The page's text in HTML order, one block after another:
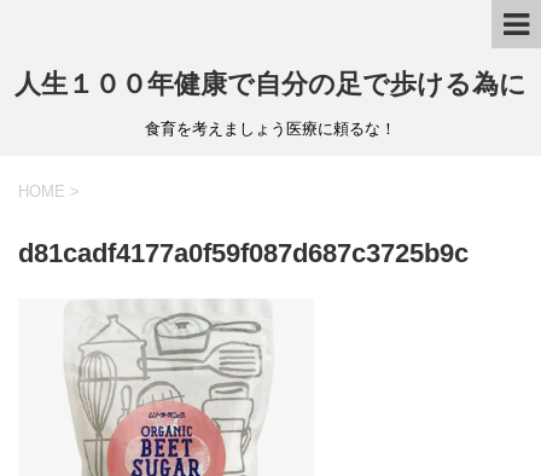
人生１００年健康で自分の足で歩ける為に
食育を考えましょう医療に頼るな！
HOME >
d81cadf4177a0f59f087d687c3725b9c